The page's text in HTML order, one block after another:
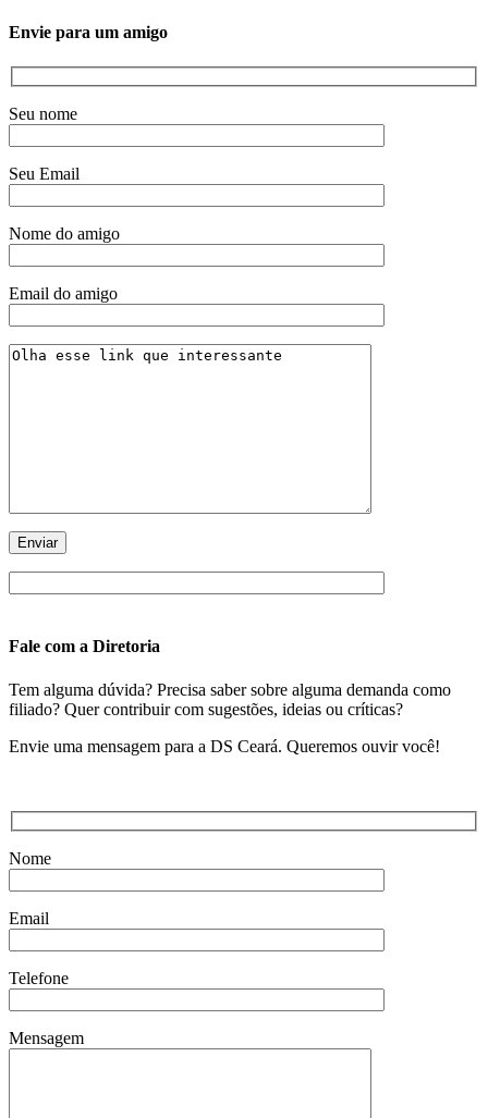
Envie para um amigo
Seu nome
Seu Email
Nome do amigo
Email do amigo
Fale com a Diretoria
Tem alguma dúvida? Precisa saber sobre alguma demanda como
filiado? Quer contribuir com sugestões, ideias ou críticas?
Envie uma mensagem para a DS Ceará. Queremos ouvir você!
Nome
Email
Telefone
Mensagem